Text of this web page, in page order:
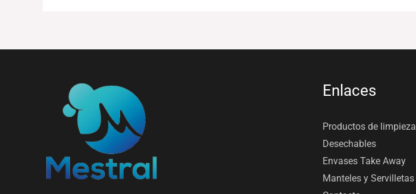
Enlaces
Productos de limpieza
Desechables
Envases Take Away
Manteles y Servilletas